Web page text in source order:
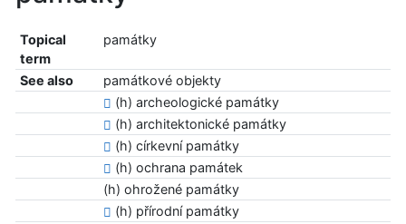
Topical
term
památky
See also
památkové objekty
(h) archeologické památky
(h) architektonické památky
(h) církevní památky
(h) ochrana památek
(h) ohrožené památky
(h) přírodní památky